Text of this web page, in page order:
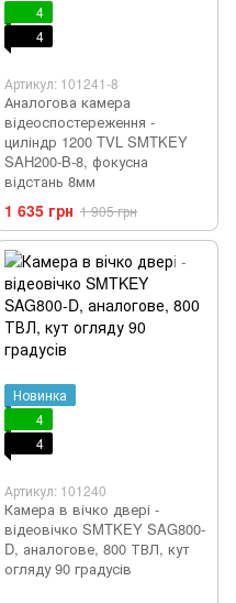
4
4
Артикул: 101241-8
Аналогова камера
відеоспостереження -
циліндр 1200 TVL SMTKEY
SAH200-B-8, фокусна
відстань 8мм
1 635 грн 1 905 грн
Новинка
4
4
Артикул: 101240
Камера в вічко двері -
відеовічко SMTKEY SAG800-
D, аналогове, 800 ТВЛ, кут
огляду 90 градусів